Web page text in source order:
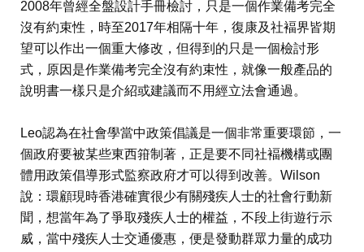
2008年曾經全盤設計手冊檢討，只是一個作業備考完全
沒有約束性，時至2017年相隔十年，復康及社褔界皆期
望可以作出一個重大修改，但得到的只是一個檢討形
式，原因是作業備考完全沒有約束性，就像一般產品的
說明書一樣只是介紹或建議而不用經立法會通過。
Leo認為在社會學當中政策倡議是一個非常重要環節，一
個政府要被某些東西箝制著，正是要不同社褔機構或團
體用政策倡導形式監察政府才可以得到改善。Wilson
說：環顧現時香港確實很少有關殘疾人士的社會行動新
聞，想當年為了爭取殘疾人士的權益，不段上街遊行示
威，當中殘疾人士交通優惠，便是發動群眾力量的成功